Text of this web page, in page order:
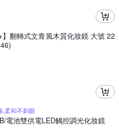
】翻轉式文青風木質化妝鏡 大號 22
,柔和不刺眼
電池雙供電LED觸控調光化妝鏡